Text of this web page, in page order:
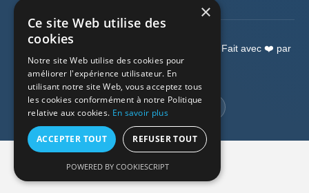
Fait avec ❤️ par
WPSolution
×
Ce site Web utilise des
cookies
Notre site Web utilise des cookies pour
améliorer l'expérience utilisateur. En
utilisant notre site Web, vous acceptez tous
les cookies conformément à notre Politique
relative aux cookies. En savoir plus
ACCEPTER TOUT REFUSER TOUT
POWERED BY COOKIESCRIPT